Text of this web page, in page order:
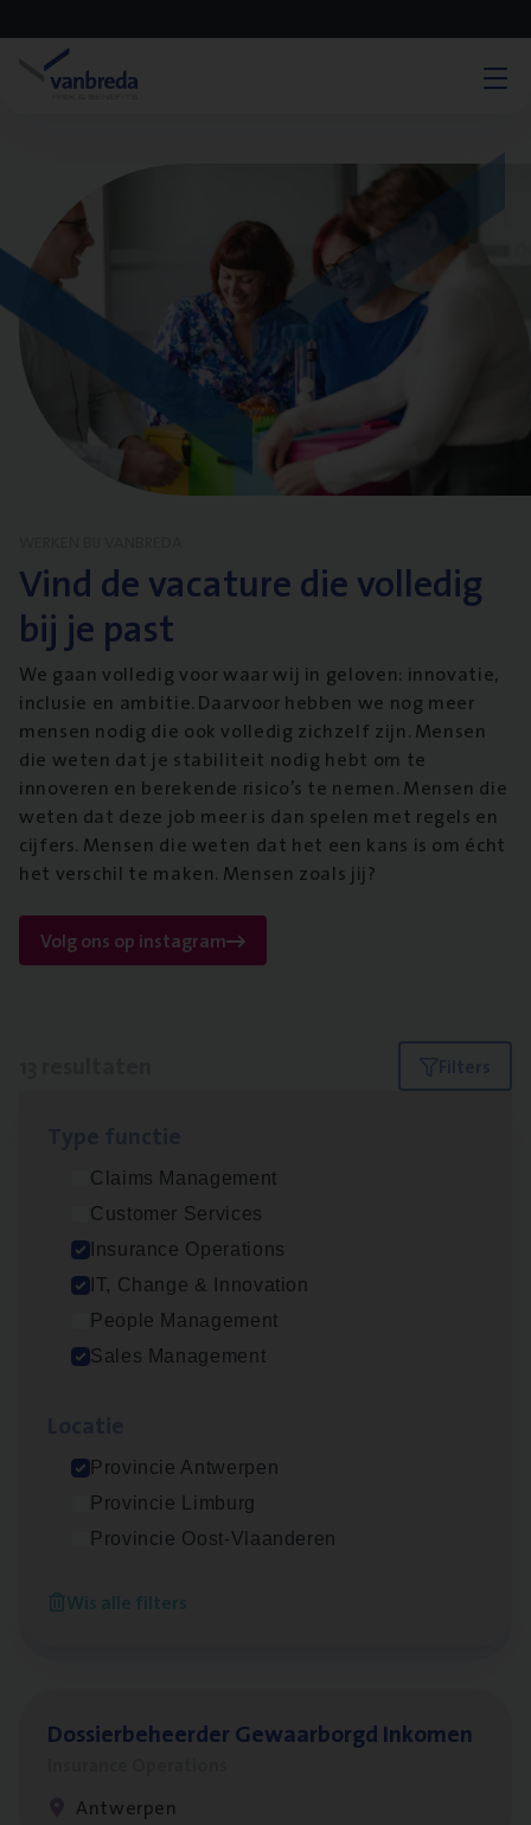
Vind de vacature die volledig
bij je past
We gaan volledig voor waar wij in geloven: innovatie,
inclusie en ambitie. Daarvoor hebben we nog meer
mensen nodig die ook volledig zichzelf zijn. Mensen
die weten dat je stabiliteit nodig hebt om te
innoveren en berekende risico’s te nemen. Mensen die
weten dat deze job meer is dan spelen met regels en
cijfers. Mensen die weten dat het een kans is om écht
het verschil te maken. Mensen zoals jij?
Volg ons op instagram
Filters
Claims Management
Customer Services
Insurance Operations
IT, Change & Innovation
People Management
Sales Management
Provincie Antwerpen
Provincie Limburg
Provincie Oost-Vlaanderen
Wis alle filters
Busi­ness Analyst
IT, Change & Innovation
Antwerpen
Insu­ran­ce Bro­ker Trans­port
(Agi­le)ITPro­ject Manager
Antwerpen
Dos­sier­be­heer­der Gewaar­borgd Inkomen
Antwerpen